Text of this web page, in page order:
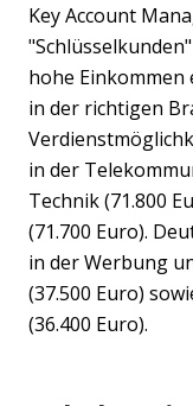
Key Account
hohe Einkommen
in der richtigen
in der
Technik (71.800
(71.700 Euro).
in der Werbung
(37.500 Euro)
(36.400 Euro).